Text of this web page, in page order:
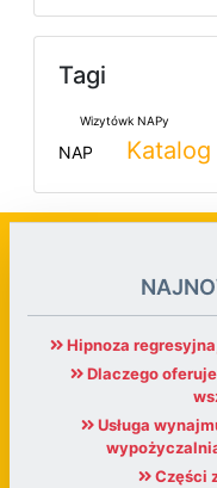
Tagi
Wizytówk NAPy
NAP
Hipnoza
Dlaczego
Usługa
Części